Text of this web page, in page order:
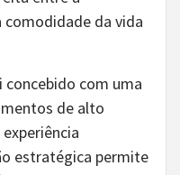
da vida
concebido com uma
de alto
estratégica permite